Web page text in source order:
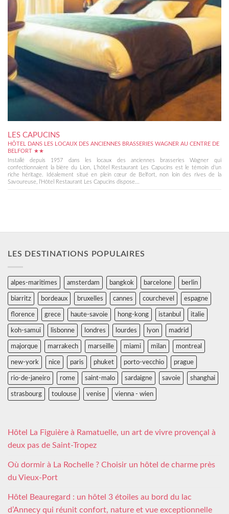
LES CAPUCINS
HÔTEL DANS LES LOCAUX DES ANCIENNES BRASSERIES WAGNER AU CENTRE DE
BELFORT ★★
Installé depuis 1957 dans les locaux des anciennes brasseries Wagner qui
confectionnaient la bière du Lion, L’hôtel Restaurant Les Capucins est le témoin d’un
riche héritage. Idéalement situé en plein cœur de Belfort, non loin des rives de la
Savoureuse, l’Hôtel Restaurant Les Capucins dispose...
LES DESTINATIONS POPULAIRES
alpes-maritimes amsterdam bangkok barcelone berlin
biarritz bordeaux bruxelles cannes courchevel espagne
florence grece haute-savoie hong-kong istanbul italie
koh-samui lisbonne londres lourdes lyon madrid
majorque marrakech marseille miami milan montreal
new-york nice paris phuket porto-vecchio prague
rio-de-janeiro rome saint-malo sardaigne savoie shanghai
strasbourg toulouse venise vienna - wien
Hôtel La Figuière à Ramatuelle, un art de vivre provençal à
deux pas de Saint-Tropez
Où dormir à La Rochelle ? Choisir un hôtel de charme près
du Vieux-Port
Hôtel Beauregard : un hôtel 3 étoiles au bord du lac
d’Annecy qui réunit confort, nature et vue exceptionnelle